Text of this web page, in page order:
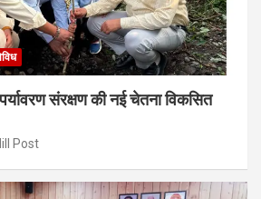
संरक्षण की नई चेतना विकसित
Post